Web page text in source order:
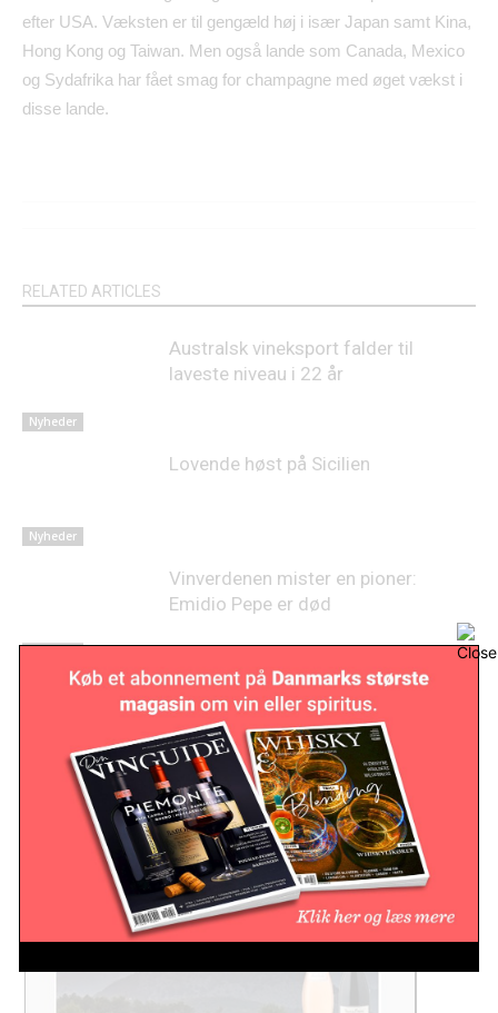
efter USA. Væksten er til gengæld høj i især Japan samt Kina,
Hong Kong og Taiwan. Men også lande som Canada, Mexico
og Sydafrika har fået smag for champagne med øget vækst i
disse lande.
RELATED ARTICLES
Nyheder
Australsk vineksport falder til
laveste niveau i 22 år
Nyheder
Lovende høst på Sicilien
Vinverdenen mister en pioner:
Emidio Pepe er død